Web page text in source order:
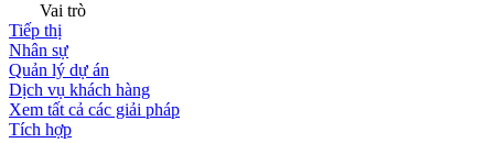
Vai trò
Tiếp thị
Nhân sự
Quản lý dự án
Dịch vụ khách hàng
Xem tất cả các giải pháp
Tích hợp